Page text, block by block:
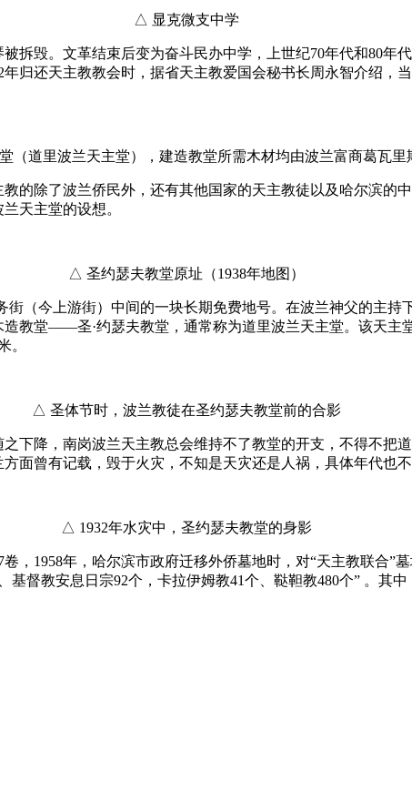
△ 显克微支中学
拆毁。文革结束后变为奋斗民办中学，上世纪70年代和80年
归还天主教教会时，据省天主教爱国会秘书长周永智介绍，
（道里波兰天主堂），建造教堂所需木材均由波兰富商葛瓦里
的除了波兰侨民外，还有其他国家的天主教徒以及哈尔滨的
天主堂的设想。
△ 圣约瑟夫教堂原址（1938年地图）
（今上游街）中间的一块长期免费地号。在波兰神父的主
教堂——圣·约瑟夫教堂，通常称为道里波兰天主堂。该天主
。
△ 圣体节时，波兰教徒在圣约瑟夫教堂前的合影
下降，南岗波兰天主教总会维持不了教堂的开支，不得不把
面曾有记载，毁于火灾，不知是天灾还是人祸，具体年代也
△ 1932年水灾中，圣约瑟夫教堂的身影
，1958年，哈尔滨市政府迁移外侨墓地时，对“天主教联合”
督教安息日宗92个，卡拉伊姆教41个、鞑靼教480个” 。其